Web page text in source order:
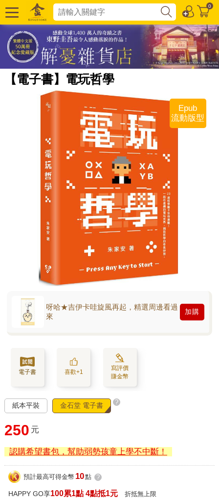
0
【電子書】電玩哲學
Epub
流動版型
呀哈★吉伊卡哇旋風再起，精選周邊看過
來
加購
電子書 喜歡+1
寫評價
賺金幣
紙本平裝 金石堂 電子書 ?
250 元
認購希望書包，幫助弱勢孩童上學不中斷！
預計最高可得金幣 10點 ?
HAPPY GO享100累1點 4點抵1元 折抵無上限